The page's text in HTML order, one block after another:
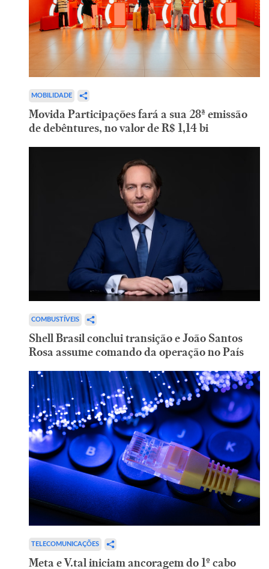
MOBILIDADE
Movida Participações fará a sua 28ª emissão
de debêntures, no valor de R$ 1,14 bi
COMBUSTÍVEIS
Shell Brasil conclui transição e João Santos
Rosa assume comando da operação no País
TELECOMUNICAÇÕES
Meta e V.tal iniciam ancoragem do 1º cabo